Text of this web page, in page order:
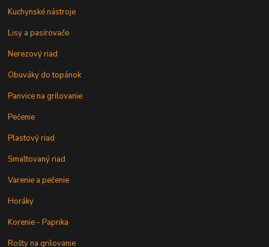
Kuchynské nástroje
Lisy a pasírovače
Nerezový riad
Obuváky do topánok
Panvice na grilovanie
Pečenie
Plastový riad
Smaltovaný riad
Varenie a pečenie
Horáky
Korenie - Paprika
Rošty na grilovanie